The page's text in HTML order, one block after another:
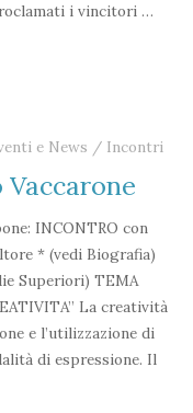
i vincitori …
e News / Incontri
INCONTRO con
* (vedi Biografia)
Superiori) TEMA
La creatività
e l’utilizzazione di
di espressione. Il